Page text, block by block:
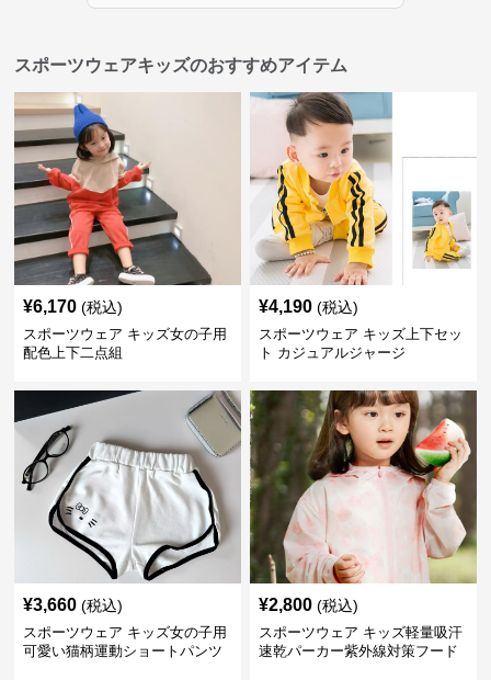
スポーツウェアキッズのおすすめアイテム
¥6,170 (税込)
スポーツウェア キッズ女の子用
配色上下二点組
¥4,190 (税込)
スポーツウェア キッズ上下セッ
ト カジュアルジャージ
¥3,660 (税込)
スポーツウェア キッズ女の子用
可愛い猫柄運動ショートパンツ
¥2,800 (税込)
スポーツウェア キッズ軽量吸汗
速乾パーカー紫外線対策フード